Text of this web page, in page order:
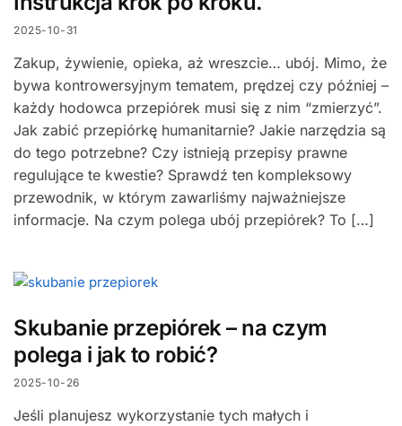
2025-10-31
Zakup, żywienie, opieka, aż wreszcie… ubój. Mimo, że
bywa kontrowersyjnym tematem, prędzej czy później –
każdy hodowca przepiórek musi się z nim “zmierzyć”.
Jak zabić przepiórkę humanitarnie? Jakie narzędzia są
do tego potrzebne? Czy istnieją przepisy prawne
regulujące te kwestie? Sprawdź ten kompleksowy
przewodnik, w którym zawarliśmy najważniejsze
informacje. Na czym polega ubój przepiórek? To […]
Skubanie przepiórek – na czym
polega i jak to robić?
2025-10-26
Jeśli planujesz wykorzystanie tych małych i